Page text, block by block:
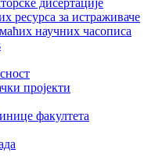
дисертације
ресурса за истраживаче
научних часописа
пројекти
факултета